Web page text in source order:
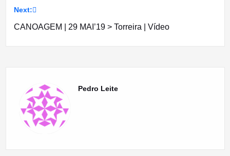
artigos
Next:
CANOAGEM | 29 MAI’19 > Torreira | Vídeo
Pedro Leite